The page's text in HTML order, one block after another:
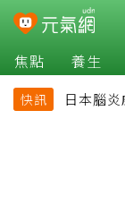
焦點 養生
快訊 日本腦